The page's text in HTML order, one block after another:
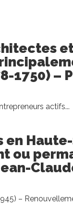
1750) –
actifs...
ou
–